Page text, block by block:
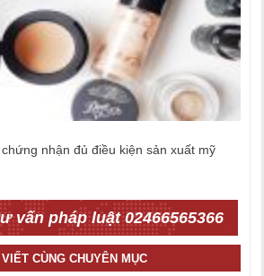
nhận đủ điều kiện sản xuất mỹ
vấn pháp luật 02466565366
CÙNG CHUYÊN MỤC